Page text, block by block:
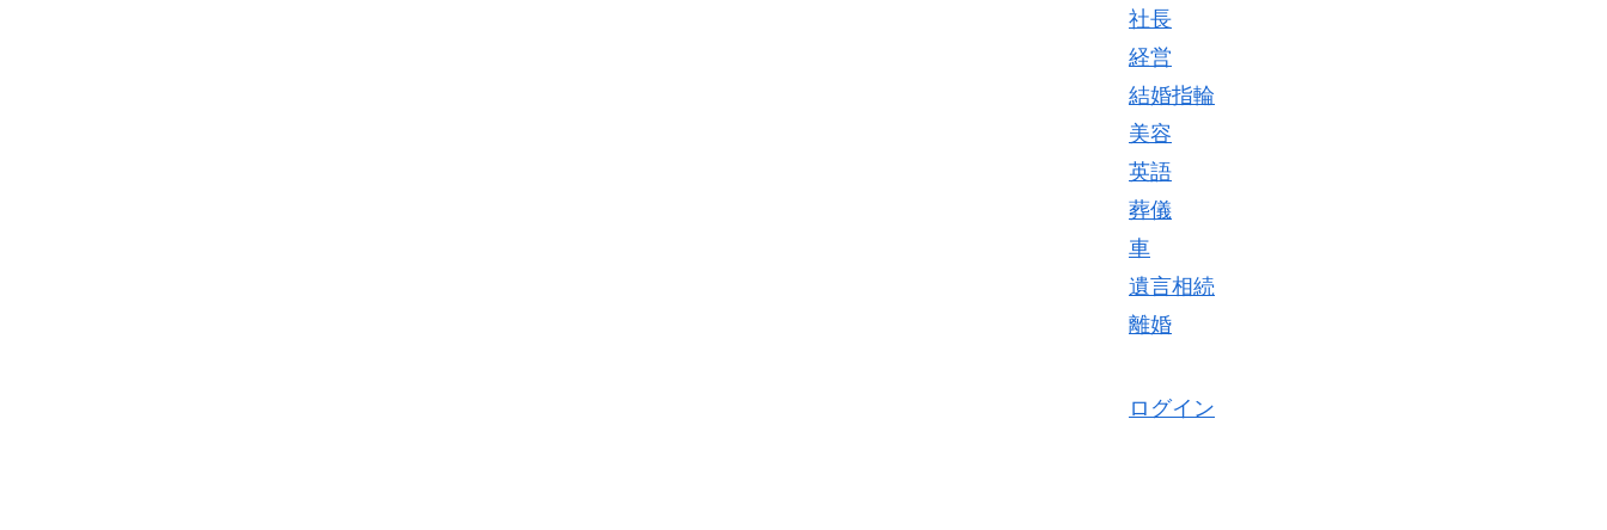
社長
経営
結婚指輪
美容
英語
葬儀
車
遺言相続
離婚
ログイン